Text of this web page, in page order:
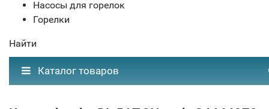
Насосы для горелок
Горелки
Найти
Каталог товаров